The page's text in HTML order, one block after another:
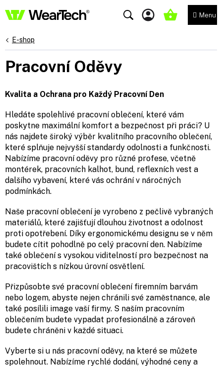
na
NÁKUPNÍ
E-shop
Pracovní Oděvy
Kvalita a Ochrana pro Každý Pracovní Den
Hledáte spolehlivé pracovní oblečení, které vám
poskytne maximální komfort a bezpečnost při práci? U
nás najdete široký výběr kvalitního pracovního oblečení,
které splňuje nejvyšší standardy odolnosti a funkčnosti.
Nabízíme pracovní oděvy pro různé profese, včetně
montérek, pracovních kalhot, bund, reflexních vest a
dalšího vybavení, které vás ochrání v náročných
podmínkách.
Naše pracovní oblečení je vyrobeno z pečlivě vybraných
materiálů, které zajišťují dlouhou životnost a odolnost
proti opotřebení. Díky ergonomickému designu se v něm
budete cítit pohodlně po celý pracovní den. Nabízíme
také oblečení s vysokou viditelností pro bezpečnost na
pracovištích s nízkou úrovní osvětlení.
Přizpůsobte své pracovní oblečení firemním barvám
nebo logem, abyste nejen chránili své zaměstnance, ale
také posílili image vaší firmy. S naším pracovním
oblečením budete vypadat profesionálně a zároveň
budete chráněni v každé situaci.
Vyberte si u nás pracovní oděvy, na které se můžete
spolehnout. Nabízíme rychlé dodání, výhodné ceny a